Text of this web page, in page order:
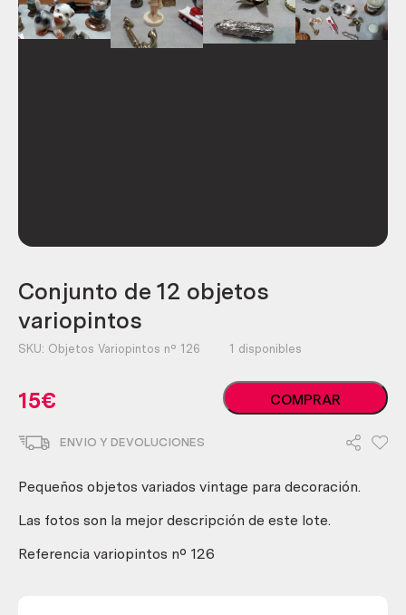
Conjunto de 12 objetos
variopintos
SKU: Objetos Variopintos nº 126 1 disponibles
15€
Conjunto
de
cantidad
COMPRAR
ENVIO Y DEVOLUCIONES
Pequeños objetos variados vintage para decoración.
Las fotos son la mejor descripción de este lote.
Referencia variopintos nº 126